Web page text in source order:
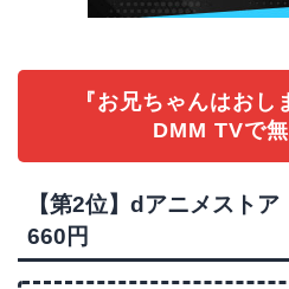
『お兄ちゃんはお
DMM TVで
【第2位】dアニメスト
660円